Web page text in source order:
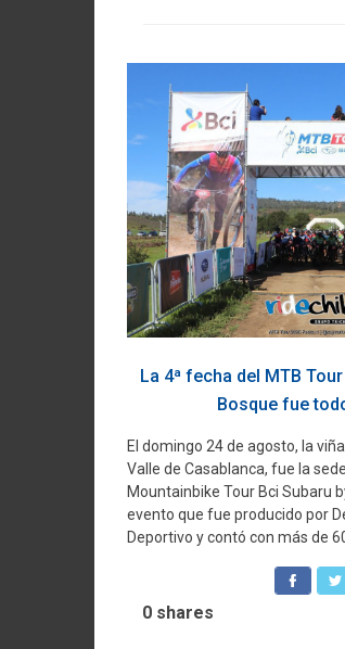
La 4ª fecha del MTB
Bosque fue
El domingo 24 de agosto, la
Valle de Casablanca, fue la
Mountainbike Tour Bci Subaru
evento que fue producido por
Deportivo y contó con más de
0 shares